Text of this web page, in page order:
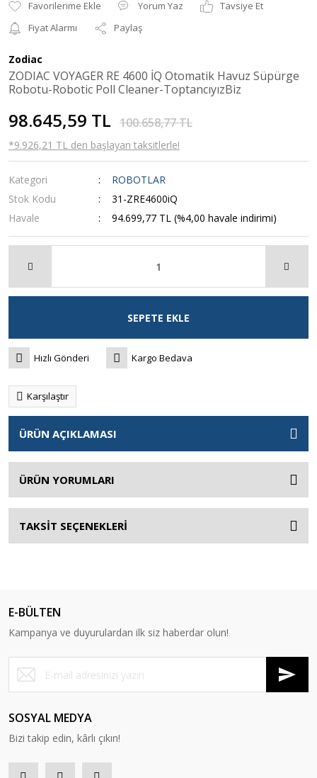
Yorum Yaz
Tavsiye Et
Fiyat Alarmı
Paylaş
Zodiac
ZODIAC VOYAGER RE 4600 İQ Otomatik Havuz Süpürge
Robotu-Robotic Poll Cleaner-ToptancıyızBiz
98.645,59 TL 100.658,77 TL
*9.926,21 TL den başlayan taksitlerle!
Kategori
ROBOTLAR
Stok Kodu
31-ZRE4600iQ
Havale
94.699,77 TL (%4,00 havale indirimi)
SEPETE EKLE
Hızlı Gönderi Kargo Bedava
Karşılaştır
ÜRÜN AÇIKLAMASI
ÜRÜN YORUMLARI
TAKSİT SEÇENEKLERİ
E-BÜLTEN
Kampanya ve duyurulardan ilk siz haberdar olun!
SOSYAL MEDYA
Bizi takip edin, kârlı çıkın!